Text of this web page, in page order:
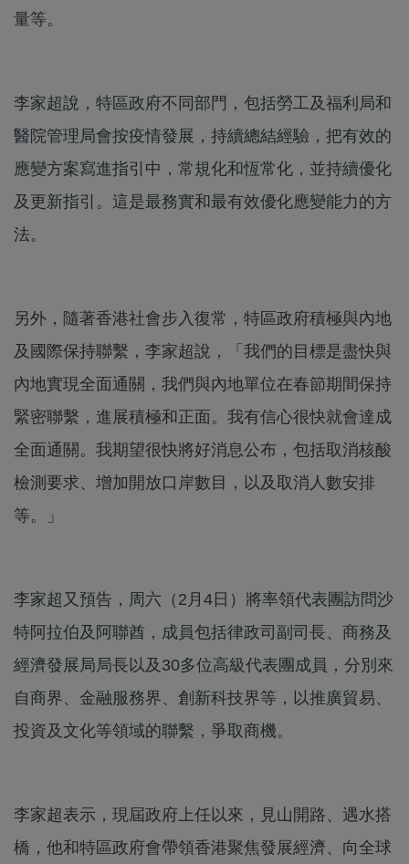
量等。
李家超說，特區政府不同部門，包括勞工及福利局和
醫院管理局會按疫情發展，持續總結經驗，把有效的
應變方案寫進指引中，常規化和恆常化，並持續優化
及更新指引。這是最務實和最有效優化應變能力的方
法。
另外，隨著香港社會步入復常，特區政府積極與內地
及國際保持聯繫，李家超說，「我們的目標是盡快與
內地實現全面通關，我們與內地單位在春節期間保持
緊密聯繫，進展積極和正面。我有信心很快就會達成
全面通關。我期望很快將好消息公布，包括取消核酸
檢測要求、增加開放口岸數目，以及取消人數安排
等。」
李家超又預告，周六（2月4日）將率領代表團訪問沙
特阿拉伯及阿聯酋，成員包括律政司副司長、商務及
經濟發展局局長以及30多位高級代表團成員，分別來
自商界、金融服務界、創新科技界等，以推廣貿易、
投資及文化等領域的聯繫，爭取商機。
李家超表示，現屆政府上任以來，見山開路、遇水搭
橋，他和特區政府會帶領香港聚焦發展經濟、向全球